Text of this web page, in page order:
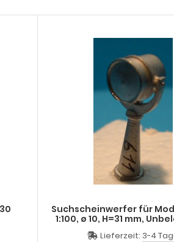
Suchscheinwerfer für
1:100, ø 10, H=31 mm,
Lieferzeit:3-4